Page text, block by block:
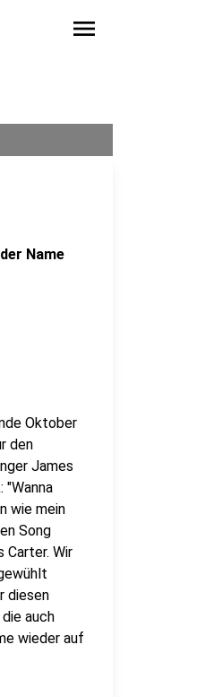
menu
Name
Oktober
den
James
"Wanna
wie mein
Song
Carter. Wir
diesen
auch
wieder auf